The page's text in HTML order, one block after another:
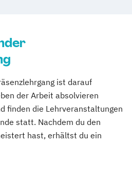
ist darauf
der Arbeit absolvieren
finden die Lehrveranstaltungen
statt. Nachdem du den
hast, erhältst du ein